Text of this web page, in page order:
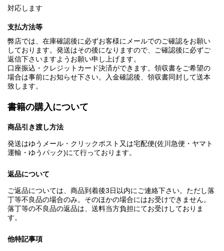
対応します
支払方法等
弊店では、在庫確認後に必ずお客様にメールでのご確認をお願い
しております。発送はその後になりますので、ご確認後に必ずご
返信下さいますようお願い申し上げます。
口座振込・クレジットカード決済ができます。領収書をご希望の
場合は事前にお知らせ下さい。入金確認後、領収書同封して送本
致します。
書籍の購入について
商品引き渡し方法
発送はゆうメール・クリックポスト又は宅配便(佐川急便・ヤマト
運輸・ゆうパック)にて行っております。
返品について
ご返品については、商品到着後3日以内にご連絡下さい。ただし落
丁等不良品の場合のみ。そのほかの場合にはお受けできません。
落丁等の不良品の返品は、送料当方負担にてお受けしておりま
す。
他特記事項